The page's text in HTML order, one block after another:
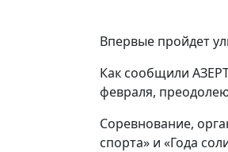
Впервые пройдет
Как сообщили
февраля,
Соревнование,
спорта» и «Года